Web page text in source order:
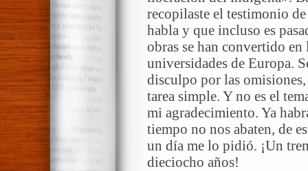
recopilaste el testimonio
habla y que incluso es
obras se han convertido
universidades de Europa.
disculpo por las
tarea simple. Y no es el
mi agradecimiento. Ya
tiempo no nos abaten, de
un día me lo pidió. ¡Un
dieciocho años!